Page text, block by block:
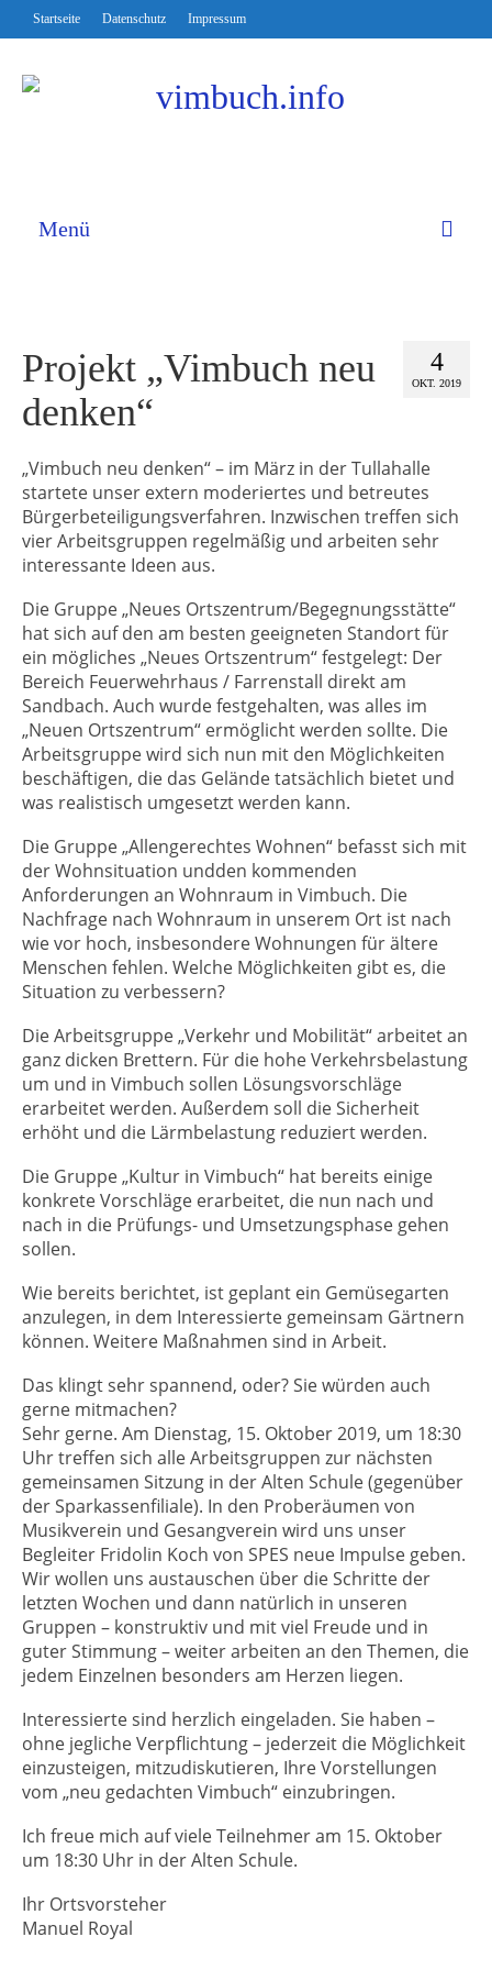
Startseite Datenschutz Impressum
Menü
4
OKT. 2019
Projekt „Vimbuch neu
denken“
„Vimbuch neu denken“ – im März in der Tullahalle
startete unser extern moderiertes und betreutes
Bürgerbeteiligungsverfahren. Inzwischen treffen sich
vier Arbeitsgruppen regelmäßig und arbeiten sehr
interessante Ideen aus.
Die Gruppe „Neues Ortszentrum/Begegnungsstätte“
hat sich auf den am besten geeigneten Standort für
ein mögliches „Neues Ortszentrum“ festgelegt: Der
Bereich Feuerwehrhaus / Farrenstall direkt am
Sandbach. Auch wurde festgehalten, was alles im
„Neuen Ortszentrum“ ermöglicht werden sollte. Die
Arbeitsgruppe wird sich nun mit den Möglichkeiten
beschäftigen, die das Gelände tatsächlich bietet und
was realistisch umgesetzt werden kann.
Die Gruppe „Allengerechtes Wohnen“ befasst sich mit
der Wohnsituation undden kommenden
Anforderungen an Wohnraum in Vimbuch. Die
Nachfrage nach Wohnraum in unserem Ort ist nach
wie vor hoch, insbesondere Wohnungen für ältere
Menschen fehlen. Welche Möglichkeiten gibt es, die
Situation zu verbessern?
Die Arbeitsgruppe „Verkehr und Mobilität“ arbeitet an
ganz dicken Brettern. Für die hohe Verkehrsbelastung
um und in Vimbuch sollen Lösungsvorschläge
erarbeitet werden. Außerdem soll die Sicherheit
erhöht und die Lärmbelastung reduziert werden.
Die Gruppe „Kultur in Vimbuch“ hat bereits einige
konkrete Vorschläge erarbeitet, die nun nach und
nach in die Prüfungs- und Umsetzungsphase gehen
sollen.
Wie bereits berichtet, ist geplant ein Gemüsegarten
anzulegen, in dem Interessierte gemeinsam Gärtnern
können. Weitere Maßnahmen sind in Arbeit.
Das klingt sehr spannend, oder? Sie würden auch
gerne mitmachen?
Sehr gerne. Am Dienstag, 15. Oktober 2019, um 18:30
Uhr treffen sich alle Arbeitsgruppen zur nächsten
gemeinsamen Sitzung in der Alten Schule (gegenüber
der Sparkassenfiliale). In den Proberäumen von
Musikverein und Gesangverein wird uns unser
Begleiter Fridolin Koch von SPES neue Impulse geben.
Wir wollen uns austauschen über die Schritte der
letzten Wochen und dann natürlich in unseren
Gruppen – konstruktiv und mit viel Freude und in
guter Stimmung – weiter arbeiten an den Themen, die
jedem Einzelnen besonders am Herzen liegen.
Interessierte sind herzlich eingeladen. Sie haben –
ohne jegliche Verpflichtung – jederzeit die Möglichkeit
einzusteigen, mitzudiskutieren, Ihre Vorstellungen
vom „neu gedachten Vimbuch“ einzubringen.
Ich freue mich auf viele Teilnehmer am 15. Oktober
um 18:30 Uhr in der Alten Schule.
Ihr Ortsvorsteher
Manuel Royal